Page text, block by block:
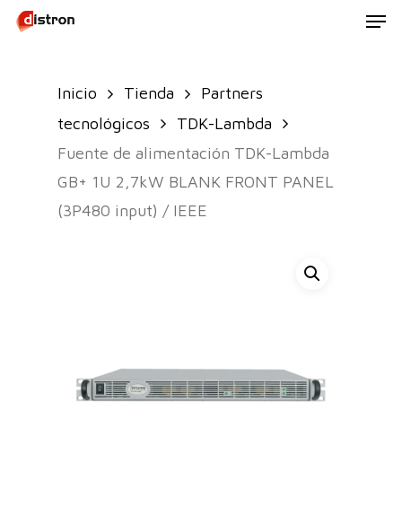
Skip
Inicio Tienda
Partners
tecnológicos
TDK-Lambda
Fuente de alimentación TDK-Lambda
GB+ 1U 2,7kW BLANK FRONT PANEL
(3P480 input) / IEEE